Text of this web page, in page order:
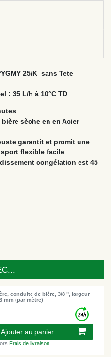
25/K sans Tete
: 35 L/h à 10°C TD
sèche en en Acier
garantit et promit une
flexible facile
congélation est 45
conduite de bière, 3/8 ", largeur
mm (par mètre)
Ajouter au panier
Frais de livraison